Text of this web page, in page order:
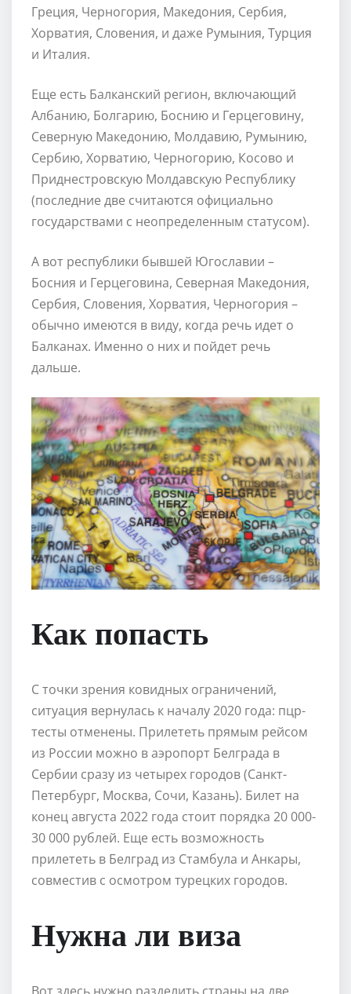
Греция, Черногория, Македония, Сербия,
Хорватия, Словения, и даже Румыния, Турция
и Италия.
Еще есть Балканский регион, включающий
Албанию, Болгарию, Боснию и Герцеговину,
Северную Македонию, Молдавию, Румынию,
Сербию, Хорватию, Черногорию, Косово и
Приднестровскую Молдавскую Республику
(последние две считаются официально
государствами с неопределенным статусом).
А вот республики бывшей Югославии –
Босния и Герцеговина, Северная Македония,
Сербия, Словения, Хорватия, Черногория –
обычно имеются в виду, когда речь идет о
Балканах. Именно о них и пойдет речь
дальше.
Как попасть
С точки зрения ковидных ограничений,
ситуация вернулась к началу 2020 года: пцр-
тесты отменены. Прилететь прямым рейсом
из России можно в аэропорт Белграда в
Сербии сразу из четырех городов (Санкт-
Петербург, Москва, Сочи, Казань). Билет на
конец августа 2022 года стоит порядка 20 000-
30 000 рублей. Еще есть возможность
прилететь в Белград из Стамбула и Анкары,
совместив с осмотром турецких городов.
Нужна ли виза